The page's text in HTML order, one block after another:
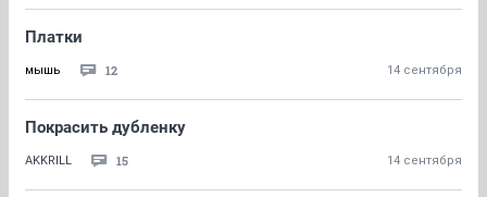
Платки
мышь 12 14 сентября
Покрасить дубленку
AKKRILL 15 14 сентября